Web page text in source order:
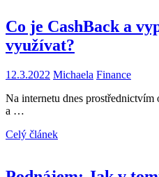
Co je CashBack a
využívat?
12.3.2022 Michaela Finance
Na internetu dnes
a …
Celý článek